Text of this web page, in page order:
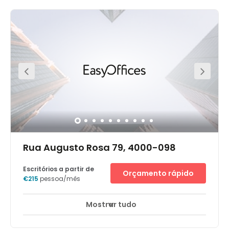
and metro station; the main transport hub downtown.
Within walking distance, there are plenty of local shops,
outside of work. There are also many monuments to
observe outside of the Museu do Tesouro da Sé do Porto,
which is a very short walk away. This centre is perfectly
situated for businesses that want to impress potential
clients.
Rua Augusto Rosa 79, 4000-098
Centro da cidade
Escritórios a partir de
€215 pessoa/mês
Orçamento rápido
Mostrar tudo